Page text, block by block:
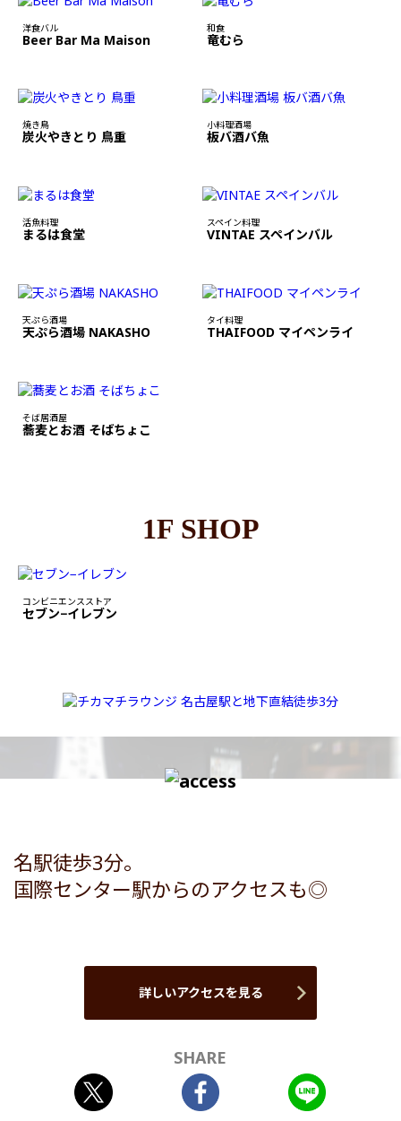
洋食バル
Beer Bar Ma Maison
和食
竜むら
焼き鳥
炭火やきとり 鳥重
小料理酒場
板バ酒バ魚
活魚料理
まるは食堂
スペイン料理
VINTAE スペインバル
天ぷら酒場
天ぷら酒場 NAKASHO
タイ料理
THAIFOOD マイペンライ
そば居酒屋
蕎麦とお酒 そばちょこ
1F SHOP
コンビニエンスストア
セブン−イレブン
名駅徒歩3分。
国際センター駅からのアクセスも◎
詳しいアクセスを見る
SHARE